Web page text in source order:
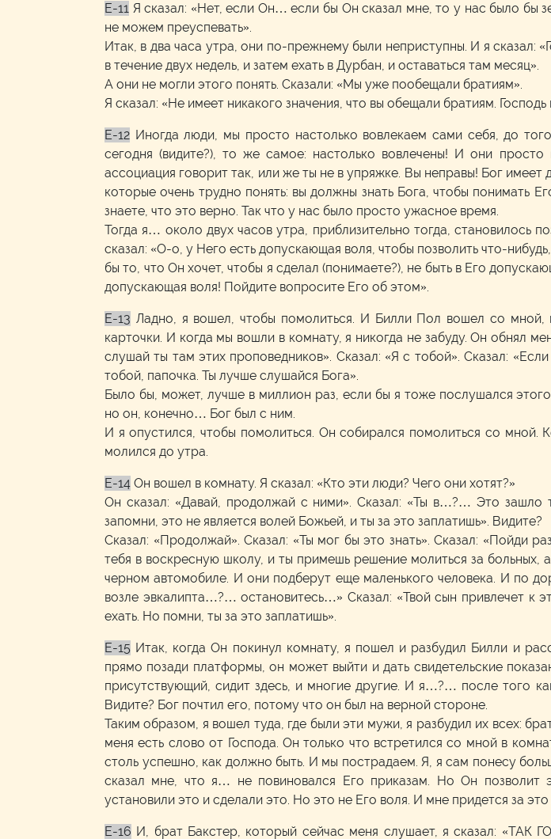
E-11 Я сказал: «Нет, если Он… если бы Он сказал мне, то у нас было бы
не можем преуспевать».
Итак, в два часа утра, они по-прежнему были неприступны. И я сказал:
в течение двух недель, и затем ехать в Дурбан, и оставаться там месяц».
А они не могли этого понять. Сказали: «Мы уже пообещали братиям».
Я сказал: «Не имеет никакого значения, что вы обещали братиям. Господь
E-12 Иногда люди, мы просто настолько вовлекаем сами себя, до
сегодня (видите?), то же самое: настолько вовлечены! И они
ассоциация говорит так, или же ты не в упряжке. Вы неправы! Бог
которые очень трудно понять: вы должны знать Бога, чтобы понимать
знаете, что это верно. Так что у нас было просто ужасное время.
Тогда я… около двух часов утра, приблизительно тогда,
сказал: «О-о, у Него есть допускающая воля, чтобы позволить что-
бы то, что Он хочет, чтобы я сделал (понимаете?), не быть в Его
допускающая воля! Пойдите вопросите Его об этом».
E-13 Ладно, я вошел, чтобы помолиться. И Билли Пол вошел со мной,
карточки. И когда мы вошли в комнату, я никогда не забуду. Он обнял
слушай ты там этих проповедников». Сказал: «Я с тобой». Сказал:
тобой, папочка. Ты лучше слушайся Бога».
Было бы, может, лучше в миллион раз, если бы я тоже послушался
но он, конечно… Бог был с ним.
И я опустился, чтобы помолиться. Он собирался помолиться со мной.
молился до утра.
E-14 Он вошел в комнату. Я сказал: «Кто эти люди? Чего они хотят?»
Он сказал: «Давай, продолжай с ними». Сказал: «Ты в…?… Это зашло
запомни, это не является волей Божьей, и ты за это заплатишь». Видите?
Сказал: «Продолжай». Сказал: «Ты мог бы это знать». Сказал: «Пойди
тебя в воскресную школу, и ты примешь решение молиться за больных,
черном автомобиле. И они подберут еще маленького человека. И по
возле эвкалипта…?… остановитесь…» Сказал: «Твой сын привлечет к
ехать. Но помни, ты за это заплатишь».
E-15 Итак, когда Он покинул комнату, я пошел и разбудил Билли и
прямо позади платформы, он может выйти и дать свидетельские
присутствующий, сидит здесь, и многие другие. И я…?… после того
Видите? Бог почтил его, потому что он был на верной стороне.
Таким образом, я вошел туда, где были эти мужи, я разбудил их всех:
меня есть слово от Господа. Он только что встретился со мной в
столь успешно, как должно быть. И мы пострадаем. Я, я сам понесу
сказал мне, что я… не повиновался Его приказам. Но Он
установили это и сделали это. Но это не Его воля. И мне придется за это
E-16 И, брат Бакстер, который сейчас меня слушает, я сказал: